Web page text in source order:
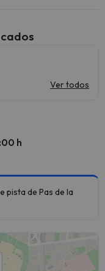
Ver todos
h
pista de Pas de la